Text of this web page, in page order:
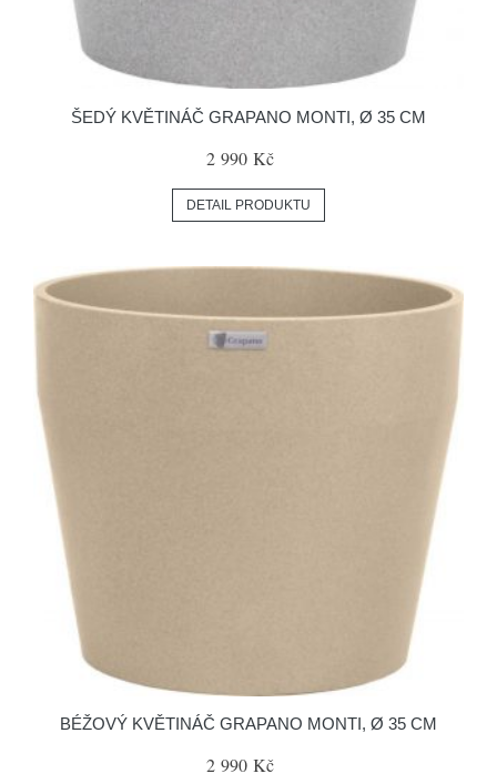
ŠEDÝ KVĚTINÁČ GRAPANO MONTI, Ø 35 CM
2 990 Kč
DETAIL PRODUKTU
BÉŽOVÝ KVĚTINÁČ GRAPANO MONTI, Ø 35 CM
2 990 Kč